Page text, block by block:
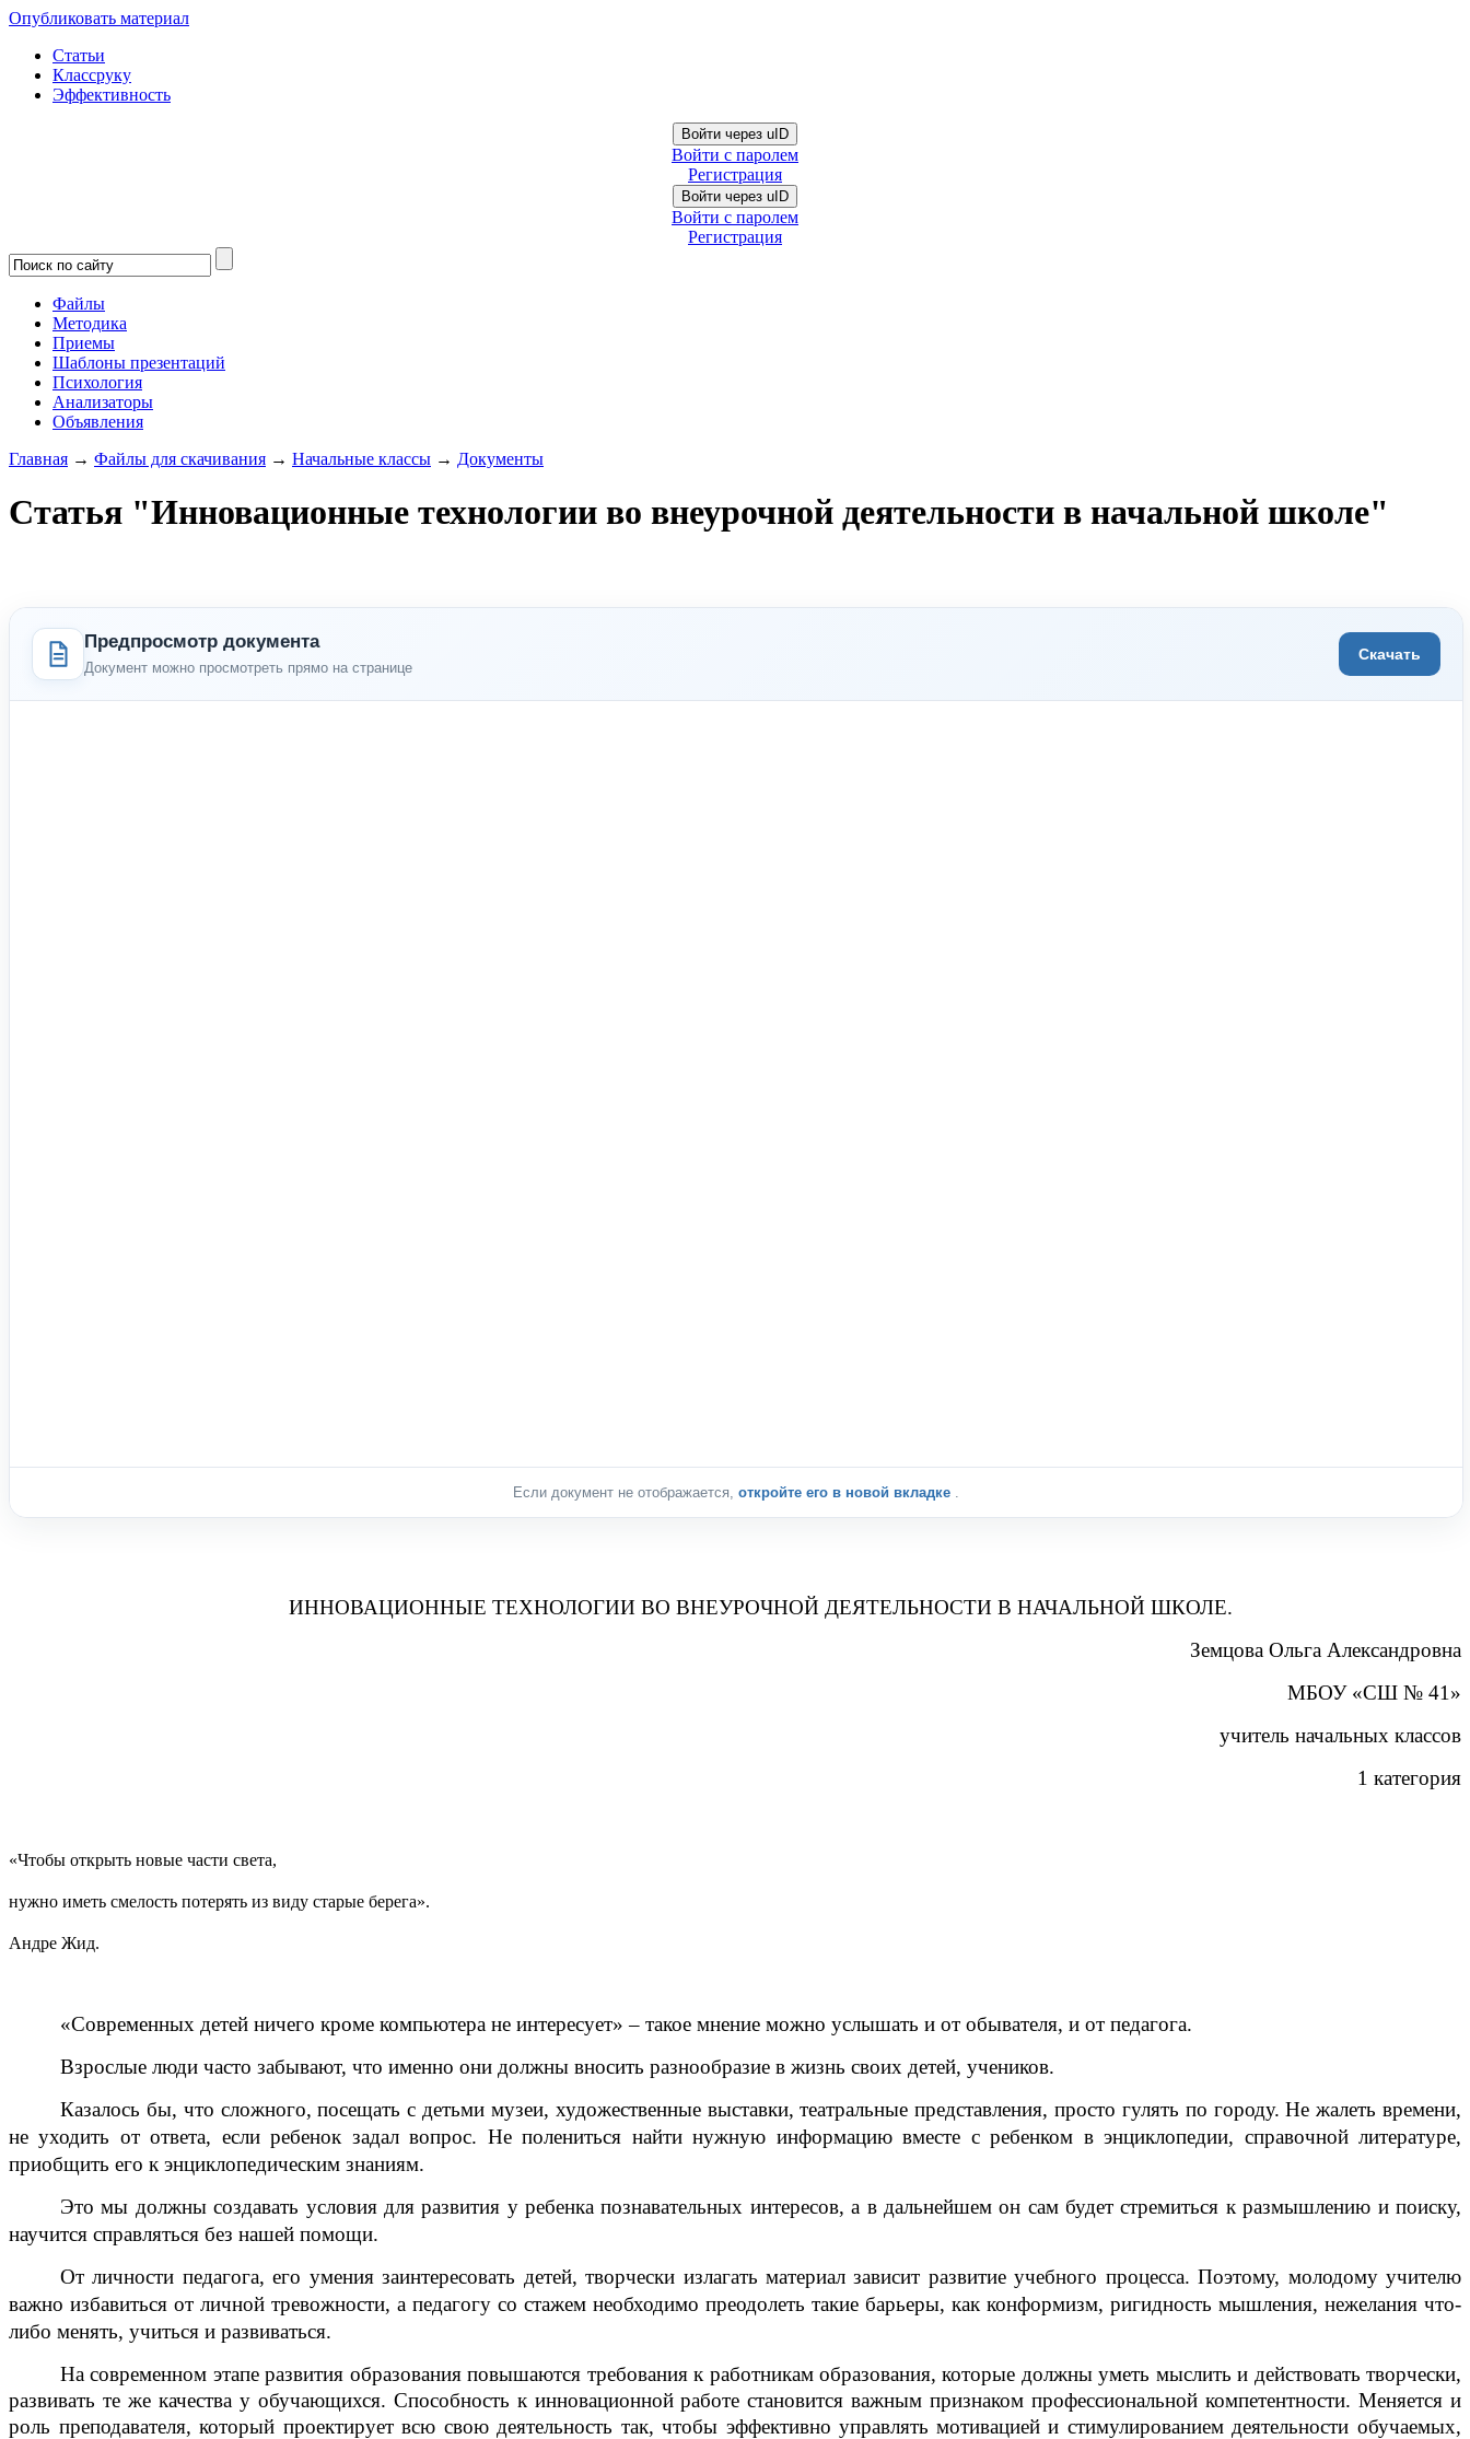
Опубликовать материал
Статьи
Классруку
Эффективность
Войти через uID
Войти с паролем
Регистрация
Войти через uID
Войти с паролем
Регистрация
Файлы
Методика
Приемы
Шаблоны презентаций
Психология
Анализаторы
Объявления
Главная → Файлы для скачивания → Начальные классы → Документы
Статья "Инновационные технологии во внеурочной деятельности в начальной школе"
Предпросмотр документа
Документ можно просмотреть прямо на странице
Скачать
Если документ не отображается, откройте его в новой вкладке
ИННОВАЦИОННЫЕ ТЕХНОЛОГИИ ВО ВНЕУРОЧНОЙ ДЕЯТЕЛЬНОСТИ В НАЧАЛЬНОЙ ШКОЛЕ.
Земцова Ольга Александровна
МБОУ «СШ № 41»
учитель начальных классов
1 категория
«Чтобы открыть новые части света,
нужно иметь смелость потерять из виду старые берега».
Андре Жид.
«Современных детей ничего кроме компьютера не интересует» – такое мнение можно услышать и от обывателя, и от педагога.
Взрослые люди часто забывают, что именно они должны вносить разнообразие в жизнь своих детей, учеников.
Казалось бы, что сложного, посещатьс детьми музеи, художественные выставки, театральные представления, просто гулять по городу. Не жалеть времени,
не уходить от ответа, если ребенок задал вопрос. Не полениться найти нужную информацию вместе с ребенком в энциклопедии, справочной литературе,
приобщить его к энциклопедическим знаниям.
Это мы должны создавать условия для развития у ребенка познавательных интересов, а в дальнейшем он сам будет стремиться к размышлению и поиску,
научится справляться без нашей помощи.
От личности педагога, его умения заинтересовать детей, творчески излагать материал зависит развитие учебного процесса. Поэтому, молодому учителю
важно избавиться от личной тревожности, а педагогу со стажем необходимо преодолеть такие барьеры, как конформизм, ригидность мышления, нежелания что-
либо менять, учиться и развиваться.
На современном этапе развития образования повышаются требования к работникам образования, которые должны уметь мыслить и действовать творчески,
развивать те же качества у обучающихся. Способность к инновационной работе становится важным признаком профессиональной компетентности. Меняется и
роль преподавателя, который проектирует всю свою деятельность так, чтобы эффективно управлять мотивацией и стимулированием деятельности обучаемых,